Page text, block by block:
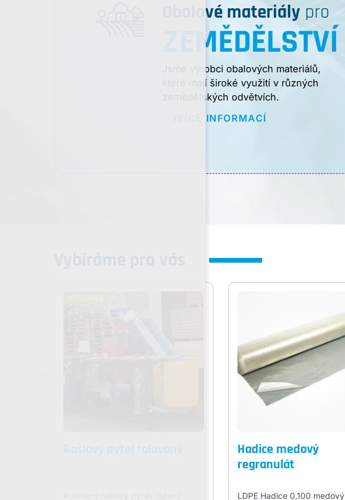
Obalové materiály pro
ZEMĚDĚLSTVÍ
Jsme výrobci obalových materiálů,
které mají široké využití v různých
zemědělských odvětvích.
VÍCE INFORMACÍ
Hadice medový
regranulát
LDPE Hadice 0,100 medový